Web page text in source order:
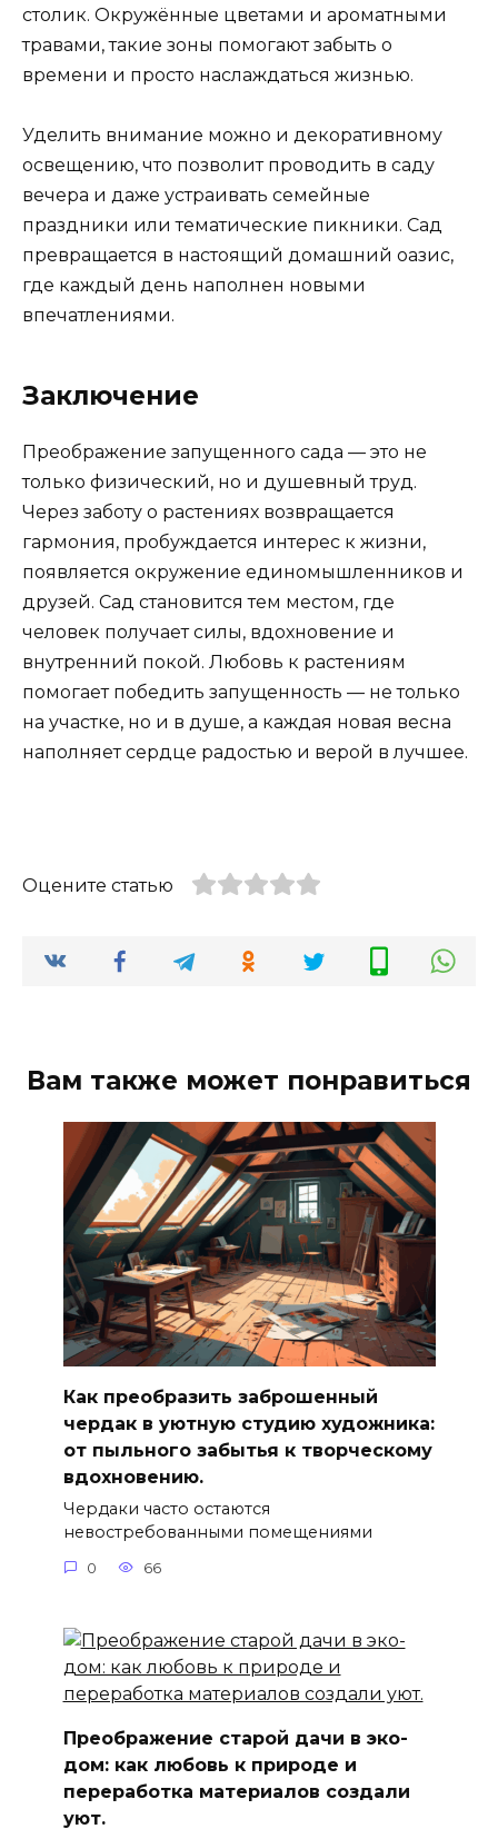
столик. Окружённые цветами и ароматными
травами, такие зоны помогают забыть о
времени и просто наслаждаться жизнью.
Уделить внимание можно и декоративному
освещению, что позволит проводить в саду
вечера и даже устраивать семейные
праздники или тематические пикники. Сад
превращается в настоящий домашний оазис,
где каждый день наполнен новыми
впечатлениями.
Заключение
Преображение запущенного сада — это не
только физический, но и душевный труд.
Через заботу о растениях возвращается
гармония, пробуждается интерес к жизни,
появляется окружение единомышленников и
друзей. Сад становится тем местом, где
человек получает силы, вдохновение и
внутренний покой. Любовь к растениям
помогает победить запущенность — не только
на участке, но и в душе, а каждая новая весна
наполняет сердце радостью и верой в лучшее.
Оцените статью
Вам также может понравиться
Как преобразить заброшенный
чердак в уютную студию художника:
от пыльного забытья к творческому
вдохновению.
Чердаки часто остаются
невостребованными помещениями
0 66
Преображение старой дачи в эко-
дом: как любовь к природе и
переработка материалов создали
уют.